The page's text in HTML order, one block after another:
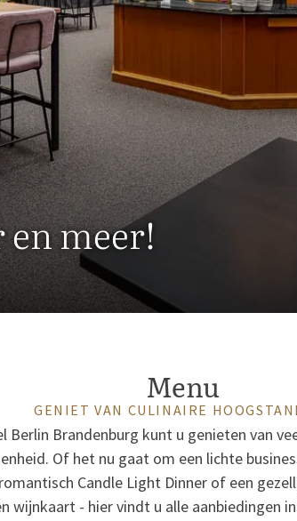
meer!
Menu
GENIET VAN CULINAIRE
Berlin Brandenburg kunt u genieten van
Of het nu gaat om een lichte
Candle Light Dinner of een
wijnkaart - hier vindt u alle aanbiedingen